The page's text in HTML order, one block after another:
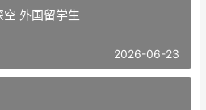
外国留学生
2026-06-23